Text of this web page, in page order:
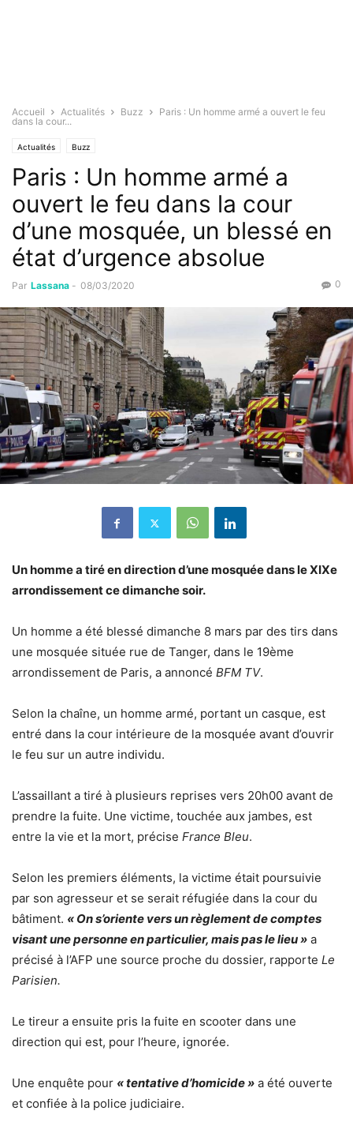
Accueil Actualités Buzz
Paris : Un homme armé a ouvert le feu
dans la cour...
Actualités Buzz
Paris : Un homme armé a
ouvert le feu dans la cour
d’une mosquée, un blessé en
état d’urgence absolue
Par Lassana - 08/03/2020 0
Un homme a tiré en direction d’une mosquée dans le XIXe
arrondissement ce dimanche soir.
Un homme a été blessé dimanche 8 mars par des tirs dans
une mosquée située rue de Tanger, dans le 19ème
arrondissement de Paris, a annoncé BFM TV.
Selon la chaîne, un homme armé, portant un casque, est
entré dans la cour intérieure de la mosquée avant d’ouvrir
le feu sur un autre individu.
L’assaillant a tiré à plusieurs reprises vers 20h00 avant de
prendre la fuite. Une victime, touchée aux jambes, est
entre la vie et la mort, précise France Bleu.
Selon les premiers éléments, la victime était poursuivie
par son agresseur et se serait réfugiée dans la cour du
bâtiment. « On s’oriente vers un règlement de comptes
visant une personne en particulier, mais pas le lieu » a
précisé à l’AFP une source proche du dossier, rapporte Le
Parisien.
Le tireur a ensuite pris la fuite en scooter dans une
direction qui est, pour l’heure, ignorée.
Une enquête pour « tentative d’homicide » a été ouverte
et confiée à la police judiciaire.